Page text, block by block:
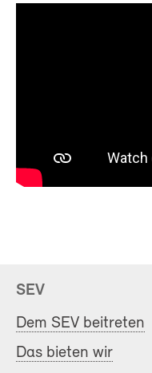
SEV
Dem SEV beitreten
Das bieten wir